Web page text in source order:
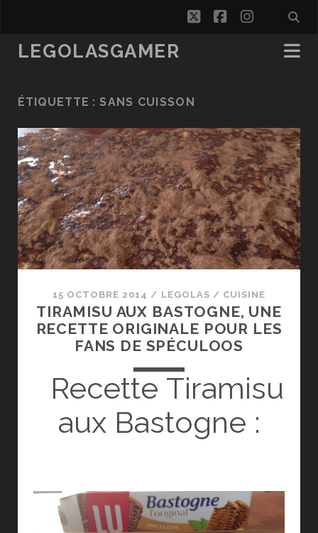
twitterfacebook
LEGOLASGAMER
ÉTIQUETTE :SANS CUISSON
15 OCTOBRE 2014 / LEGOLAS / CUISINE
TIRAMISU AUX BASTOGNE, UNE
RECETTE ORIGINALE POUR LES
FANS DE SPÉCULOOS
Recette Tiramisu
aux Bastogne :